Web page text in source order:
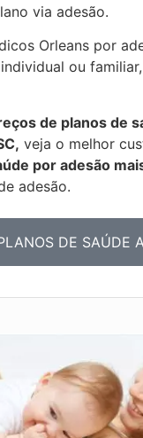
via adesão.
Orleans por
ou
de planos de
veja o melhor
por adesão
adesão.
DE SAÚDE